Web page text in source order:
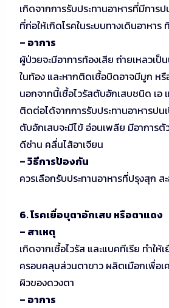
เกิดจากการรับประทานอาหารที่มีการ
ที่ก่อให้เกิดโรคในระบบทางเดินอาหาร
– อาการ
ผู้ป่วยจะมีอาการท้องเสีย ถ่ายเหลวเ
ในท้อง และหากติดเชื้อบิดอาจมีมูก หรื
นอกจากนี้เชื้อไวรัสตับอักเสบชนิด เอ
ติดต่อได้จากการรับประทานอาหารปน
ตับอักเสบจะมีไข้ อ่อนเพลีย มีอาการตั
ดีซ่าน คลื่นไส้อาเจียน
– วิธีการป้องกัน
ควรเลือกรับประทานอาหารที่ปรุงสุก ส
6. โรคเยื่อบุตาอักเสบ หรือตาแดง
– สาเหตุ
เกิดจากเชื้อไวรัส และแบคทีเรีย ทำให้
ครอบคลุมส่วนตาขาว ผลิตเมือกเพื่อเ
ผิวของดวงตา
– อาการ